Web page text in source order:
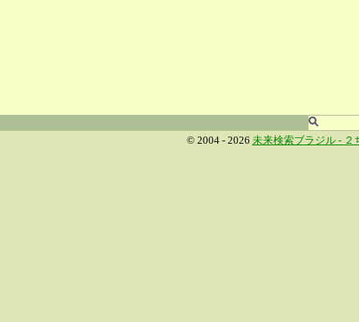
© 2004 - 2026 未来検索ブラジル - ２